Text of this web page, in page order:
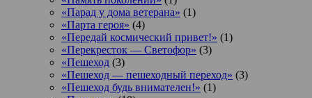
«Парад у дома ветерана» (1)
«Парта героя» (4)
«Передай космический привет!» (1)
«Перекресток — Светофор» (3)
«Пешеход (3)
«Пешеход — пешеходный переход» (3)
«Пешеход будь внимателен!» (1)